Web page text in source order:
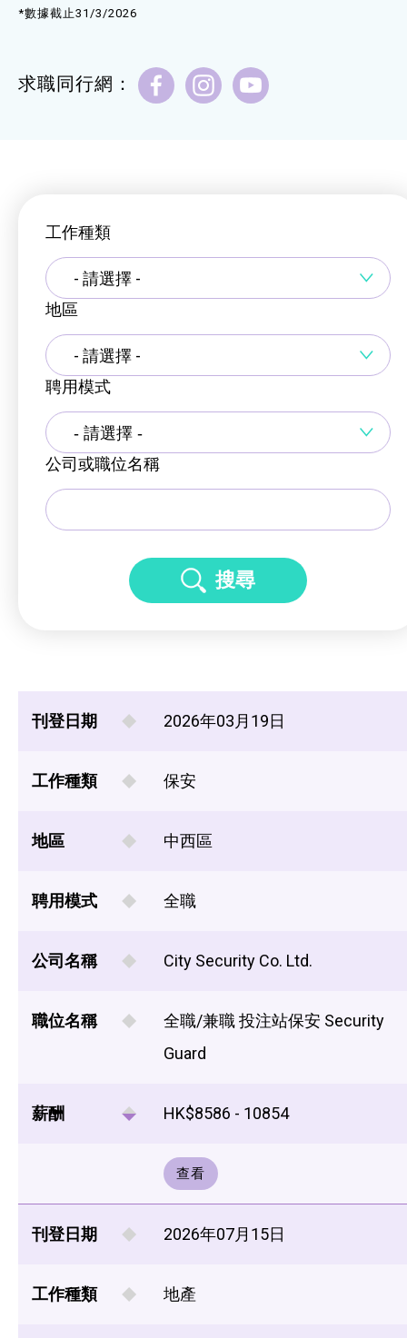
*數據截止31/3/2026
求職同行網：
工作種類
- 請選擇 -
地區
- 請選擇 -
聘用模式
公司或職位名稱
搜尋
刊登日期 2026年03月19日
工作種類 保安
地區 中西區
聘用模式 全職
公司名稱 City Security Co. Ltd.
職位名稱
全職/兼職 投注站保安 Security
Guard
薪酬 HK$8586 - 10854
查看
刊登日期 2026年07月15日
工作種類 地產